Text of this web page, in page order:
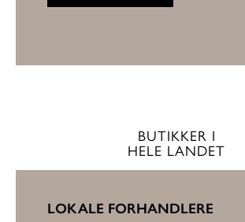
BUTIKKER I
HELE LANDET
LOKALE FORHANDLERE